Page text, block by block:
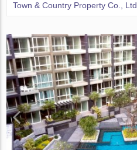
Town & Country Property Co., Ltd